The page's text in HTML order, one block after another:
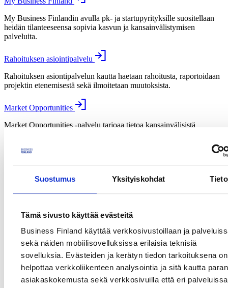
Suostumus Yksityiskohdat
Tämä sivusto käyttää evästeitä
Business Finland käyttää verkkosivustoillaan ja
sekä näiden mobiilisovelluksissa erilaisia teknisiä
sovelluksia. Evästeiden ja kerätyn tiedon tarkoituksena on
helpottaa verkkoliikenteen analysointia ja sitä kautta
asiakaskokemusta sekä verkkosivuilla että eri
My Business Finlandin avulla pk- ja startupyrityksille suositellaan
heidän tilanteeseensa sopivia kasvun ja kansainvälistymisen
palveluita.
Rahoituksen asiointipalvelu
Rahoituksen asiontipalvelun kautta haetaan rahoitusta, raportoidaan
projektin etenemisestä sekä ilmoitetaan muutoksista.
Market Opportunities
Market Opportunities -palvelu tarjoaa tietoa kansainvälisistä
Kirjaudu palveluihimme
My Business Finland
My Business Finlandin avulla pk- ja startupyrityksille suositellaan
heidän tilanteeseensa sopivia kasvun ja kansainvälistymisen
palveluita.
Rahoituksen asiointipalvelu